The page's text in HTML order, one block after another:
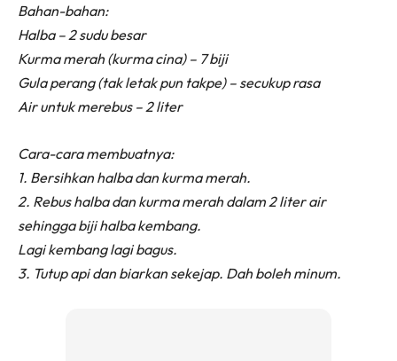
Bahan-bahan:
Halba – 2 sudu besar
Kurma merah (kurma cina) – 7 biji
Gula perang (tak letak pun takpe) – secukup rasa
Air untuk merebus – 2 liter
Cara-cara membuatnya:
1. Bersihkan halba dan kurma merah.
2. Rebus halba dan kurma merah dalam 2 liter air
sehingga biji halba kembang.
Lagi kembang lagi bagus.
3. Tutup api dan biarkan sekejap. Dah boleh minum.